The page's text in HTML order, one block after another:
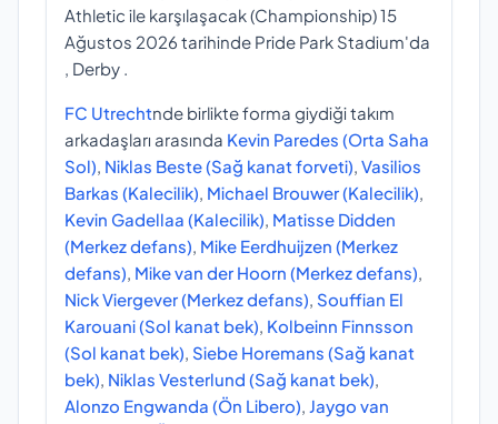
Athletic ile karşılaşacak (Championship) 15
Ağustos 2026 tarihinde Pride Park Stadium'da
, Derby .
FC Utrechtnde birlikte forma giydiği takım
arkadaşları arasında Kevin Paredes (Orta Saha
Sol) Niklas Beste (Sağ kanat forveti) Vasilios
Barkas (Kalecilik) Michael Brouwer (Kalecilik)
Kevin Gadellaa (Kalecilik) Matisse Didden
(Merkez defans) Mike Eerdhuijzen (Merkez
defans) Mike van der Hoorn (Merkez defans)
Nick Viergever (Merkez defans) Souffian El
Karouani (Sol kanat bek) Kolbeinn Finnsson
(Sol kanat bek) Siebe Horemans (Sağ kanat
bek) Niklas Vesterlund (Sağ kanat bek)
Alonzo Engwanda (Ön Libero) Jaygo van